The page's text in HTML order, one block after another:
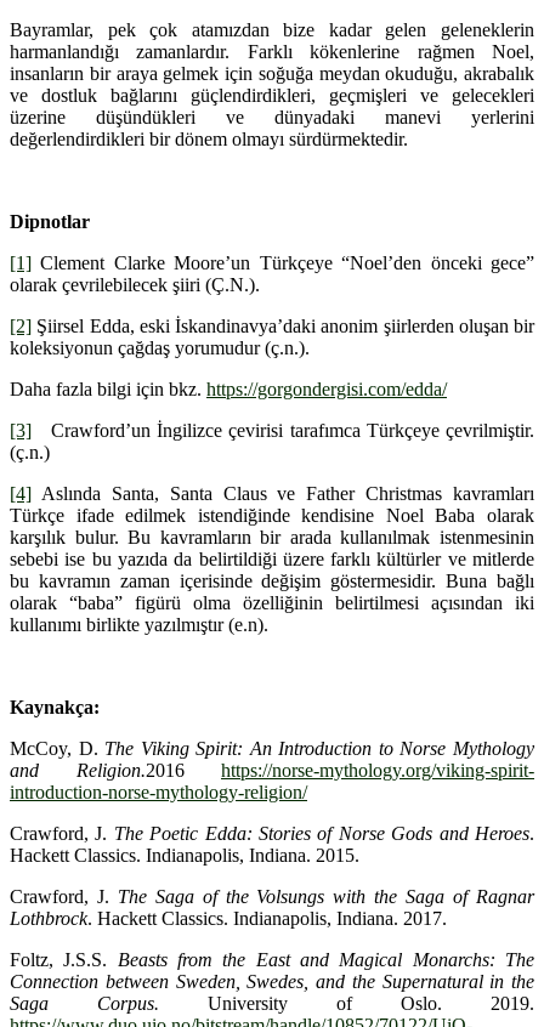
Bayramlar, pek çok atamızdan bize kadar gelen geleneklerin
harmanlandığı zamanlardır. Farklı kökenlerine rağmen Noel,
insanların bir araya gelmek için soğuğa meydan okuduğu, akrabalık
ve dostluk bağlarını güçlendirdikleri, geçmişleri ve gelecekleri
üzerine düşündükleri ve dünyadaki manevi yerlerini
değerlendirdikleri bir dönem olmayı sürdürmektedir.
Dipnotlar
[1] Clement Clarke Moore’un Türkçeye “Noel’den önceki gece”
olarak çevrilebilecek şiiri (Ç.N.).
[2] Şiirsel Edda, eski İskandinavya’daki anonim şiirlerden oluşan bir
koleksiyonun çağdaş yorumudur (ç.n.).
Daha fazla bilgi için bkz. https://gorgondergisi.com/edda/
[3]
Crawford’un İngilizce çevirisi tarafımca Türkçeye çevrilmiştir.
(ç.n.)
[4] Aslında Santa, Santa Claus ve Father Christmas kavramları
Türkçe ifade edilmek istendiğinde kendisine Noel Baba olarak
karşılık bulur. Bu kavramların bir arada kullanılmak istenmesinin
sebebi ise bu yazıda da belirtildiği üzere farklı kültürler ve mitlerde
bu kavramın zaman içerisinde değişim göstermesidir. Buna bağlı
olarak “baba” figürü olma özelliğinin belirtilmesi açısından iki
kullanımı birlikte yazılmıştır (e.n).
Kaynakça:
McCoy, D. The Viking Spirit: An Introduction to Norse Mythology
and Religion.2016 https://norse-mythology.org/viking-spirit-
introduction-norse-mythology-religion/
Crawford, J. The Poetic Edda: Stories of Norse Gods and Heroes.
Hackett Classics. Indianapolis, Indiana. 2015.
Crawford, J. The Saga of the Volsungs with the Saga of Ragnar
Lothbrock. Hackett Classics. Indianapolis, Indiana. 2017.
Foltz, J.S.S. Beasts from the East and Magical Monarchs: The
Connection between Sweden, Swedes, and the Supernatural in the
Saga Corpus. University of Oslo. 2019.